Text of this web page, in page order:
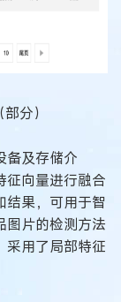
分）
备及存储介
征向量进行融合
结果，可用于智
图片的检测方法
采用了局部特征